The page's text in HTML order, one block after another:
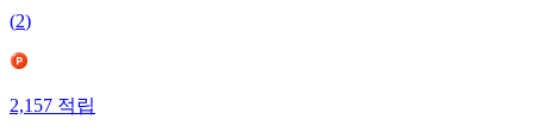
(2)
2,157적립